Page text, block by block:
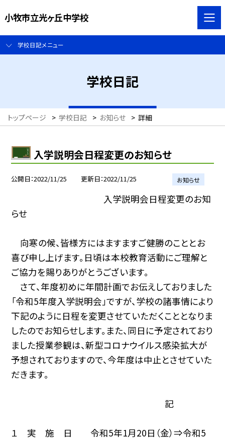
小牧市立光ヶ丘中学校
学校日記メニュー
学校日記
トップページ > 学校日記 > お知らせ > 詳細
入学説明会日程変更のお知らせ
公開日 2022/11/25 更新日 2022/11/25 お知らせ
入学説明会日程変更のお知
らせ
向寒の候、皆様方にはますますご健勝のこととお
喜び申し上げます。日頃は本校教育活動にご理解と
ご協力を賜りありがとうございます。
さて、年度初めに年間計画でお伝えしておりました
「令和5年度入学説明会」ですが、学校の諸事情により
下記のように日程を変更させていただくこととなりま
したのでお知らせします。また、同日に予定されており
ました授業参観は、新型コロナウイルス感染拡大が
予想されておりますので、今年度は中止とさせていた
だきます。
記
１ 実 施 日 令和5年1月20日（金）⇒令和5